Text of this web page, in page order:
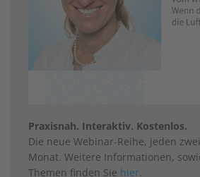
Praxisnah. Interaktiv. Kostenlos.
Die neue Webinar-Reihe, jeden
Monat. Weitere Informationen,
Themen finden Sie hier.